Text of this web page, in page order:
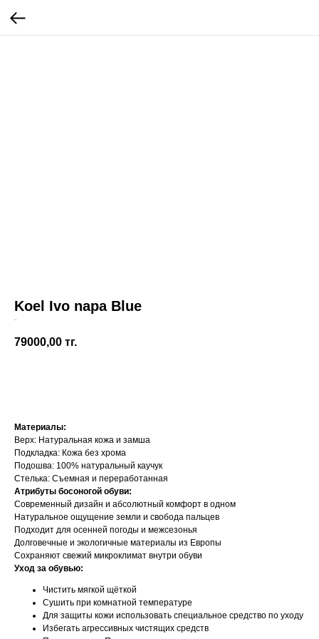
Koel Ivo napa Blue
79000,00 тг.
Материалы:
Верх: Натуральная кожа и замша
Подкладка: Кожа без хрома
Подошва: 100% натуральный каучук
Стелька: Съемная и переработанная
Атрибуты босоногой обуви:
Современный дизайн и абсолютный комфорт в одном
Натуральное ощущение земли и свобода пальцев
Подходит для осенней погоды и межсезонья
Долговечные и экологичные материалы из Европы
Сохраняют свежий микроклимат внутри обуви
Уход за обувью:
Чистить мягкой щёткой
Сушить при комнатной температуре
Для защиты кожи использовать специальное средство по уходу
Избегать агрессивных чистящих средств